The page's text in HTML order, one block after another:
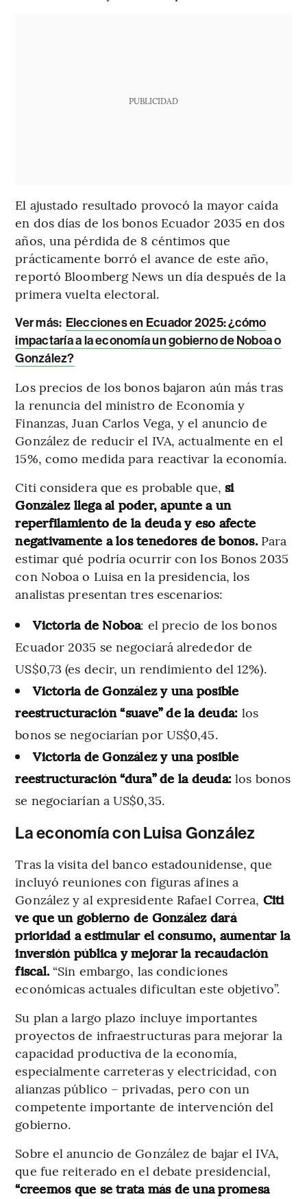
PUBLICIDAD
El ajustado resultado provocó la mayor caída
en dos días de los bonos Ecuador 2035 en dos
años, una pérdida de 8 céntimos que
prácticamente borró el avance de este año,
reportó Bloomberg News un día después de la
primera vuelta electoral.
Ver más: Elecciones en Ecuador 2025: ¿cómo
impactaría a la economía un gobierno de Noboa o
González?
Los precios de los bonos bajaron aún más tras
la renuncia del ministro de Economía y
Finanzas, Juan Carlos Vega, y el anuncio de
González de reducir el IVA, actualmente en el
15%, como medida para reactivar la economía.
Citi considera que es probable que, si
González llega al poder, apunte a un
reperfilamiento de la deuda y eso afecte
negativamente a los tenedores de bonos.Para
estimar qué podría ocurrir con los Bonos 2035
con Noboa o Luisa en la presidencia, los
analistas presentan tres escenarios:
Victoria de Noboa: el precio de los bonos
Ecuador 2035 se negociará alrededor de
US$0,73 (es decir, un rendimiento del 12%).
Victoria de González y una posible
reestructuración “suave” de la deuda: los
bonos se negociarían por US$0,45.
Victoria de González y una posible
reestructuración “dura” de la deuda:los bonos
se negociarían a US$0,35.
La economía con Luisa González
Tras la visita del banco estadounidense, que
incluyó reuniones con figuras afines a
González y al expresidente Rafael Correa, Citi
ve que un gobierno de González dará
prioridad a estimular el consumo, aumentar la
inversión pública y mejorar la recaudación
fiscal. “Sin embargo, las condiciones
económicas actuales dificultan este objetivo”.
Su plan a largo plazo incluye importantes
proyectos de infraestructuras para mejorar la
capacidad productiva de la economía,
especialmente carreteras y electricidad, con
alianzas público – privadas, pero con un
competente importante de intervención del
gobierno.
Sobre el anuncio de González de bajar el IVA,
que fue reiterado en el debate presidencial,
“creemos que se trata más de una promesa